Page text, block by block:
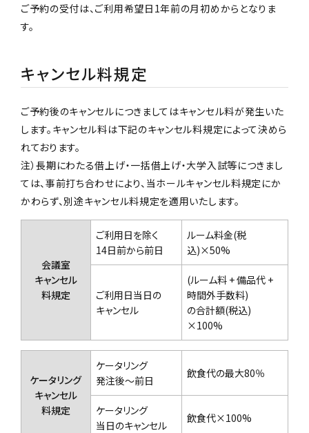
ご予約の受付は、ご利用希望日1年前の月初めからとなりま
す。
キャンセル料規定
ご予約後のキャンセルにつきましてはキャンセル料が発生いた
します。キャンセル料は下記のキャンセル料規定によって決めら
れております。
注）長期にわたる借上げ・一括借上げ・大学入試等につきまし
ては、事前打ち合わせにより、 当ホールキャンセル料規定にか
かわらず、別途キャンセル料規定を適用いたします。
会議室
キャンセル
料規定
ご利用日を除く
14日前から前日
ルーム料金(税
込)×50%
ご利用日当日の
キャンセル
(ルーム料 + 備品代 +
時間外手数料)
の合計額(税込)
×100%
ケータリング
キャンセル
料規定
ケータリング
発注後〜前日
飲食代の最大80％
ケータリング
当日のキャンセル
飲食代×100%